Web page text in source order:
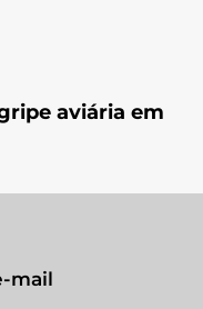
aviária em
mail